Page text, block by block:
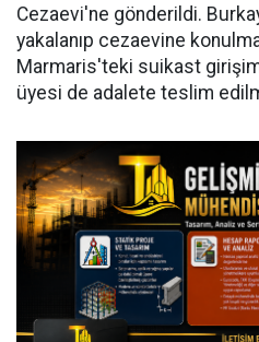
Cezaevi'ne gönderildi.
yakalanıp cezaevine
Marmaris'teki suikast
üyesi de adalete teslim